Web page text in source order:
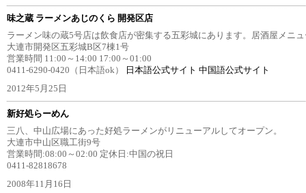
味之蔵 ラーメンあじのくら 開発区店
ラーメン味の蔵5号店は飲食店が密集する五彩城にあります。居酒屋メニ
大連市開発区五彩城B区7棟1号
営業時間 11:00～14:00 17:00～01:00
0411-6290-0420（日本語ok）
日本語公式サイト 中国語公式サイト
2012年5月25日
新好処らーめん
三八、中山広場にあった好処ラーメンがリニューアルしてオープン。
大連市中山区職工街9号
営業時間:08:00～02:00 定休日:中国の祝日
0411-82818678
2008年11月16日